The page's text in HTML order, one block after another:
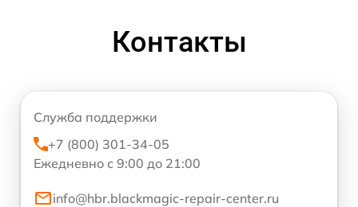
Контакты
Служба поддержки
+7 (800) 301-34-05
Ежедневно с 9:00 до 21:00
info@hbr.blackmagic-repair-center.ru